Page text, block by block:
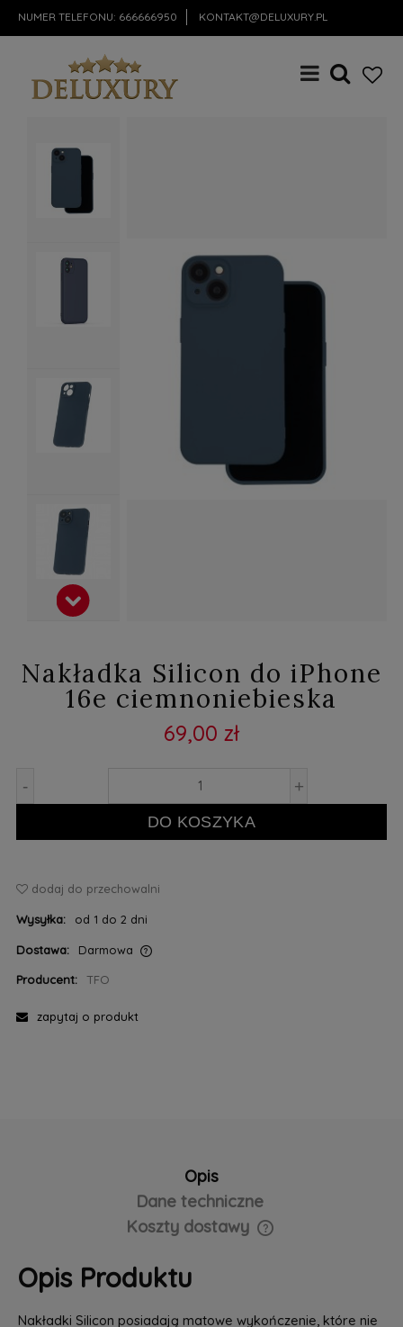
NUMER TELEFONU: 666666950 KONTAKT@DELUXURY.PL
Nakładka Silicon do iPhone
16e ciemnoniebieska
69,00 zł
- +
DO KOSZYKA
dodaj do przechowalni
Wysyłka: od 1 do 2 dni
Dostawa:
Darmowa
Producent:
TFO
zapytaj o produkt
Opis
Dane techniczne
Koszty dostawy
Cena nie zawiera ewentualnych kosztów płatności
Opis Produktu
Nakładki Silicon posiadają matowe wykończenie, które nie